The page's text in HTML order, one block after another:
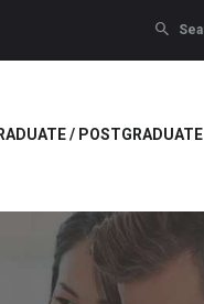
/ POSTGRADUATE